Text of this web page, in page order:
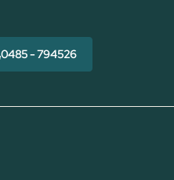
0485 - 794526